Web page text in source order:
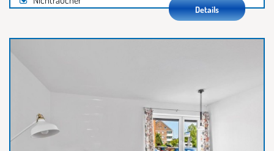
Details